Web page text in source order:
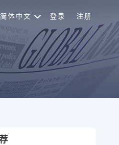
简体中文 登录 注册